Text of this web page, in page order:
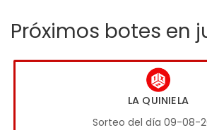
Próximos botes en
LA QUINIELA
Sorteo del día 09-08-